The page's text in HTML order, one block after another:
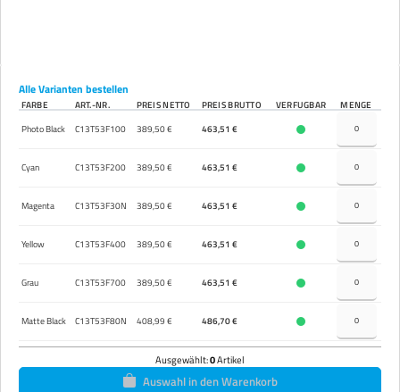
Alle Varianten bestellen
FARBE ART.-NR. PREIS NETTO PREIS BRUTTO VERFÜGBAR
MENGE
Photo Black
C13T53F100 389,50 € 463,51 €
Cyan C13T53F200 389,50 € 463,51 €
Magenta C13T53F30N 389,50 € 463,51 €
Yellow C13T53F400 389,50 € 463,51 €
Grau C13T53F700 389,50 € 463,51 €
Matte Black C13T53F80N 408,99 € 486,70 €
Ausgewählt:0Artikel
Auswahl in den Warenkorb